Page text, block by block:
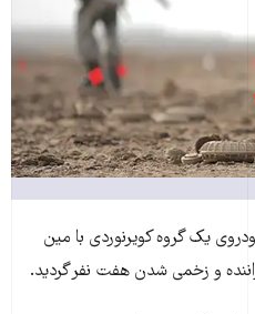
يک گروه کويرنوردی با مين
و زخمی شدن هفت نفر گرديد.